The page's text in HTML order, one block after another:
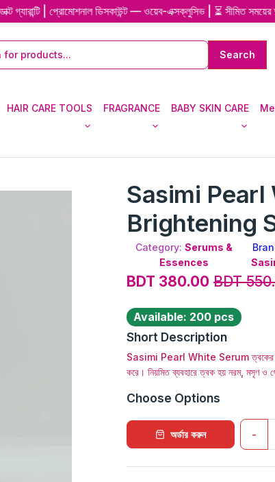
| প্রোমোশনাল ডিসকাউন্ট — ওয়েব-এক্সক্লুসিভ | ⏳ সীমিত সময়ের অফার
HAIR CARE TOOLS FRAGRANCE BABY SKIN CARE
Sasimi Pearl
Brightening
Category:Serums &
Essences
BDT 380.00 BDT
Available: 200 pcs
Short Description
Sasimi Pearl White Serum ত্বকের
করে। নিয়মিত ব্যবহারে ত্বক হয় নরম, মসৃণ ও
Choose Options
অর্ডার করুন -